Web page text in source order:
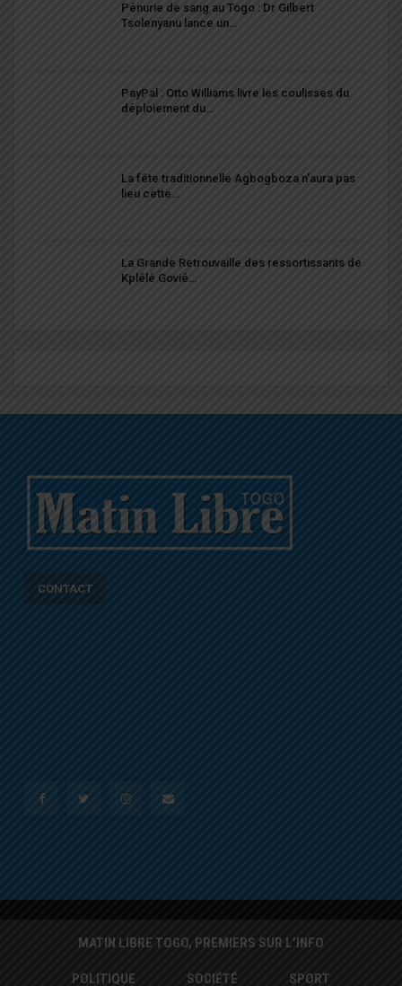
Pénurie de sang au Togo : Dr Gilbert
Tsolenyanu lance un…
PayPal : Otto Williams livre les coulisses du
déploiement du…
La fête traditionnelle Agbogboza n’aura pas
lieu cette…
La Grande Retrouvaille des ressortissants de
Kplélé Govié…
CONTACT
MATIN LIBRE TOGO, PREMIERS SUR L’INFO
POLITIQUE SOCIÉTÉ SPORT